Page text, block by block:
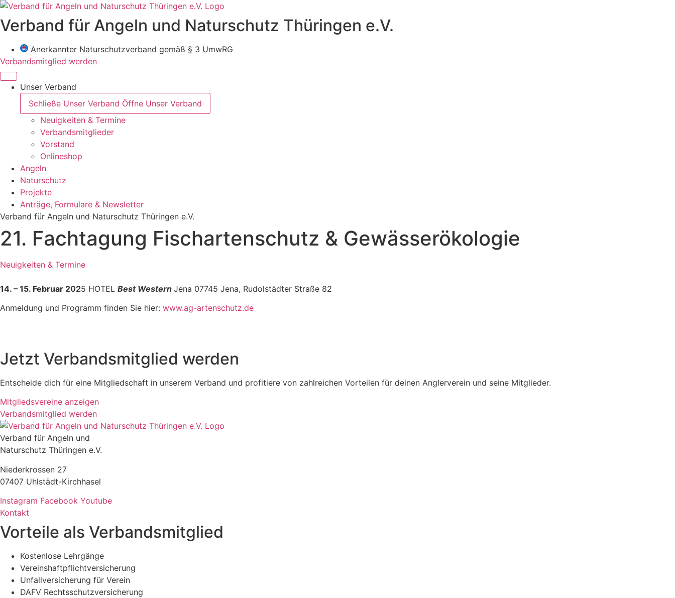
Zum
Inhalt
wechseln
Verband für Angeln und Naturschutz Thüringen e.V.
Anerkannter Naturschutzverband gemäß § 3 UmwRG
Verbandsmitglied werden
Unser Verband
Schließe Unser Verband Öffne Unser Verband
Neuigkeiten & Termine
Verbandsmitglieder
Vorstand
Onlineshop
Angeln
Naturschutz
Projekte
Anträge, Formulare & Newsletter
Verband für Angeln und Naturschutz Thüringen e.V.
21. Fachtagung Fischartenschutz & Gewässerökologie
Neuigkeiten & Termine
14. – 15. Februar 2025 HOTEL Best Western Jena 07745 Jena, Rudolstädter Straße 82
Anmeldung und Programm finden Sie hier: www.ag-artenschutz.de
Jetzt Verbandsmitglied werden
Entscheide dich für eine Mitgliedschaft in unserem Verband und profitiere von zahlreichen Vorteilen für deinen Anglerverein und seine Mitglieder.
Mitgliedsvereine anzeigen
Verbandsmitglied werden
Verband für Angeln und
Naturschutz Thüringen e.V.
Niederkrossen 27
07407 Uhlstädt-Kirchhasel
Instagram Facebook Youtube
Kontakt
Vorteile als Verbandsmitglied
Kostenlose Lehrgänge
Vereinshaftpflichtversicherung
Unfallversicherung für Verein
DAFV Rechtsschutzversicherung